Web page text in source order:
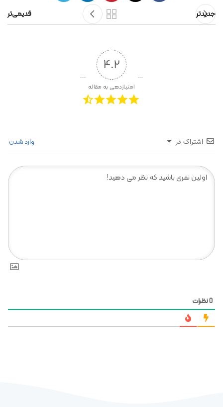
جدیدتر قدیمی‌تر
4.2
امتیازدهی به مقاله
اشتراک در وارد شدن
0نظرات